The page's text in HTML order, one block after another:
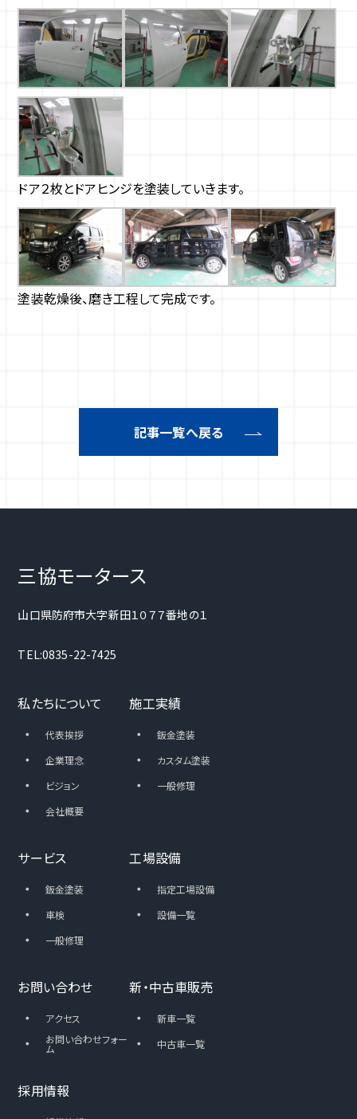
ドア２枚とドアヒンジを塗装していきます。
塗装乾燥後、磨き工程して完成です。
記事一覧へ戻る
三協モータース
山口県防府市大字新田１０７７番地の１
TEL:0835-22-7425
私たちについて
・ 代表挨拶
・ 企業理念
・ ビジョン
・ 会社概要
施工実績
・ 鈑金塗装
・ カスタム塗装
・ 一般修理
サービス
・ 鈑金塗装
・ 車検
・ 一般修理
工場設備
・ 指定工場設備
・ 設備一覧
お問い合わせ
・ アクセス
・ お問い合わせフォー
ム
新・中古車販売
・ 新車一覧
・ 中古車一覧
採用情報